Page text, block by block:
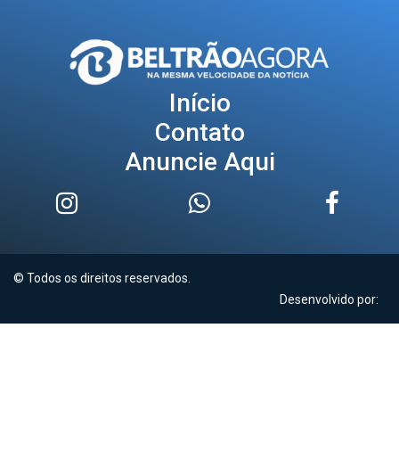
Início
Contato
Anuncie Aqui
© Todos os direitos reservados.
Desenvolvido por: